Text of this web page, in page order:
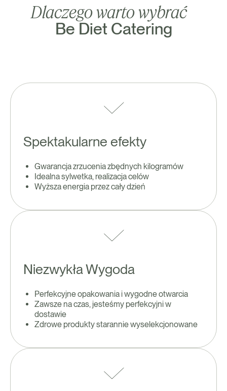
Dlaczego warto wybrać
Be Diet Catering
Spektakularne efekty
Gwarancja zrzucenia zbędnych kilogramów
Idealna sylwetka, realizacja celów
Wyższa energia przez cały dzień
Niezwykła Wygoda
Perfekcyjne opakowania i wygodne otwarcia
Zawsze na czas, jesteśmy perfekcyjni w
dostawie
Zdrowe produkty starannie wyselekcjonowane